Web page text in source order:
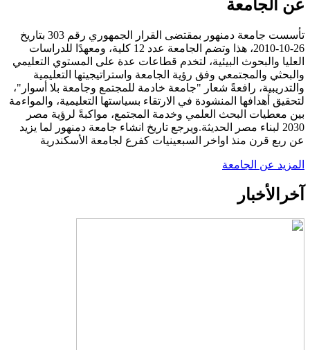
عن الجامعة
تأسست جامعة دمنهور بمقتضى القرار الجمهوري رقم 303 بتاريخ
26-10-2010، هذا وتضم الجامعة عدد 12 كلية، ومعهدًا للدراسات
العليا والبحوث البيئية، لتخدم قطاعات عدة على المستوي التعليمي
والبحثي والمجتمعي وفق رؤية الجامعة واستراتيجيتها التعليمية
والتدريبية، رافعةً شعار "جامعة خادمة للمجتمع وجامعة بلا أسوار"،
لتحقيق أهدافها المنشودة في الارتقاء بسياستها التعليمية، والمواءمة
بين معطيات البحث العلمي وخدمة المجتمع، مواكبةً لرؤية مصر
2030 لبناء مصر الحديثة.ويرجع تاريخ انشاء جامعة دمنهور لما يزيد
عن ربع قرن منذ اواخر السبعينيات كفرع لجامعة الأسكندرية
المزيد عن الجامعة
آخر الأخبار